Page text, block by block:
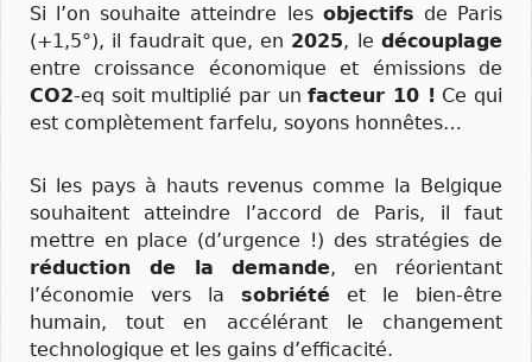
Si l’on souhaite atteindre les objectifs de Paris
(+1,5°), il faudrait que, en 2025, ledécouplage
entre croissance économique et émissions de
CO2-eq soit multiplié par unfacteur 10 ! Ce qui
est complètement farfelu, soyons honnêtes…
Si les pays à hauts revenus comme la Belgique
souhaitent atteindre l’accord de Paris, il faut
mettre en place (d’urgence !) des stratégies de
réduction de la demande, en réorientant
l’économie vers la sobriété et le bien-être
humain, tout en accélérant le changement
technologique et les gains d’efficacité.